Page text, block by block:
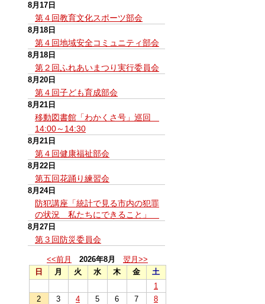
8月17日
第４回教育文化スポーツ部会
8月18日
第４回地域安全コミュニティ部会
8月18日
第２回ふれあいまつり実行委員会
8月20日
第４回子ども育成部会
8月21日
移動図書館「わかくさ号」巡回
14:00～14:30
8月21日
第４回健康福祉部会
8月22日
第五回花踊り練習会
8月24日
防犯講座「統計で見る市内の犯罪
の状況 私たちにできること」
8月27日
第３回防災委員会
<<前月 2026年8月
翌月>>
日
月 火 水 木 金
土
1
2
3 4 5 6 7
8